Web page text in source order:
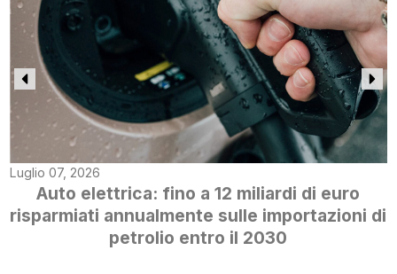
Luglio 07, 2026
Auto elettrica: fino a 12 miliardi di euro
risparmiati annualmente sulle importazioni di
petrolio entro il 2030